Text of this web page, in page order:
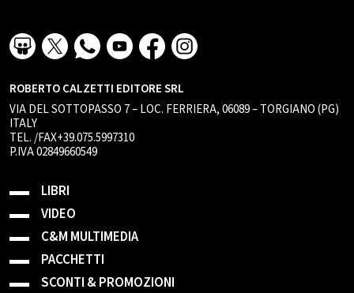
ROBERTO CALZETTI EDITORE SRL
VIA DEL SOTTOPASSO 7 – LOC. FERRIERA, 06089 – TORGIANO (PG)
ITALY
TEL. /FAX+39.075.5997310
P.IVA 02849660549
LIBRI
VIDEO
C&M MULTIMEDIA
PACCHETTI
SCONTI & PROMOZIONI